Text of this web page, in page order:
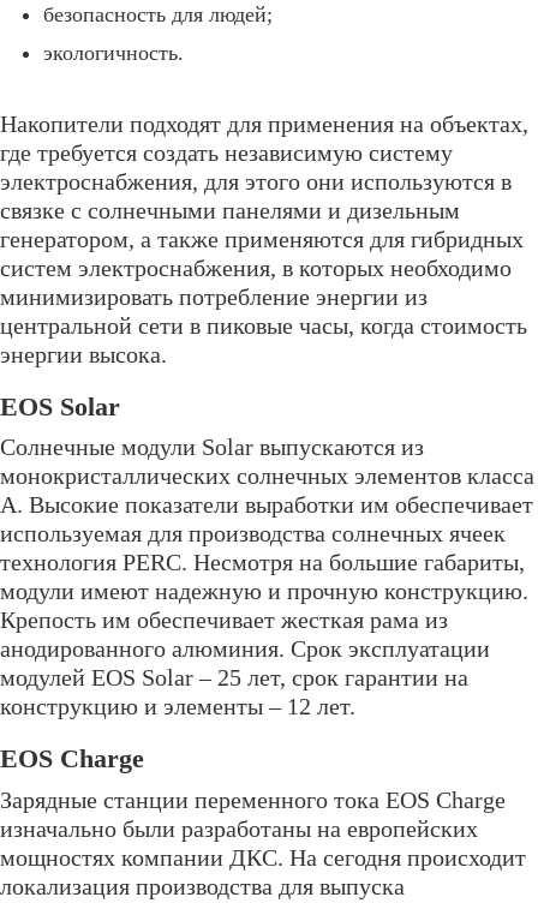
безопасность для людей;
экологичность.
Накопители подходят для применения на объектах,
где требуется создать независимую систему
электроснабжения, для этого они используются в
связке с солнечными панелями и дизельным
генератором, а также применяются для гибридных
систем электроснабжения, в которых необходимо
минимизировать потребление энергии из
центральной сети в пиковые часы, когда стоимость
энергии высока.
EOS Solar
Солнечные модули Solar выпускаются из
монокристаллических солнечных элементов класса
А. Высокие показатели выработки им обеспечивает
используемая для производства солнечных ячеек
технология PERC. Несмотря на большие габариты,
модули имеют надежную и прочную конструкцию.
Крепость им обеспечивает жесткая рама из
анодированного алюминия. Срок эксплуатации
модулей EOS Solar – 25 лет, срок гарантии на
конструкцию и элементы – 12 лет.
EOS Charge
Зарядные станции переменного тока EOS Charge
изначально были разработаны на европейских
мощностях компании ДКС. На сегодня происходит
локализация производства для выпуска